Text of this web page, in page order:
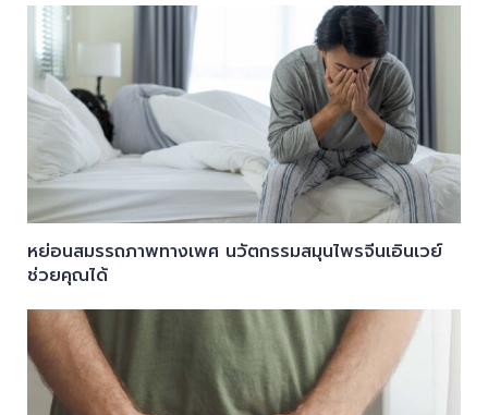
หย่อนสมรรถภาพทางเพศ นวัตกรรมสมุนไพรจีนเอินเวย์
ช่วยคุณได้